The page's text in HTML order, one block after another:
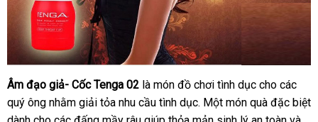
Âm
đạo
giả-
Âm đạo giả- Cốc Tenga 02 là món đồ chơi tình dục cho cung
cấp
các
quý ông giá
nhằm giải tỏa nhu cầu tình dụcđặt
. Một món quà khuyến
đặc biệt